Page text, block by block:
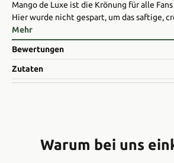
Mango de Luxe ist die Krönung für alle
Hier wurde nicht gespart, um das saftige,
Mehr
Bewertungen
Zutaten
Warum bei uns